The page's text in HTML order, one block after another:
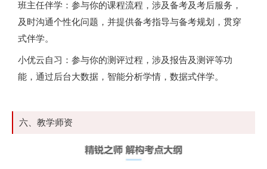
班主任伴学：参与你的课程流程，涉及备考及考后服务，
及时沟通个性化问题，并提供备考指导与备考规划，贯穿
式伴学。
小优云自习：参与你的测评过程，涉及报告及测评等功
能，通过后台大数据，智能分析学情，数据式伴学。
六、教学师资